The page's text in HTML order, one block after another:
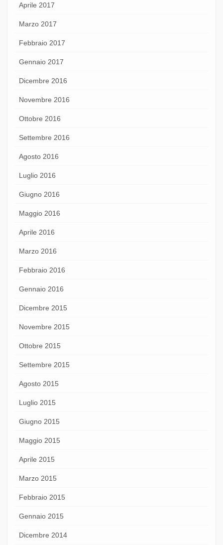
Aprile 2017
Marzo 2017
Febbraio 2017
Gennaio 2017
Dicembre 2016
Novembre 2016
Ottobre 2016
Settembre 2016
Agosto 2016
Luglio 2016
Giugno 2016
Maggio 2016
Aprile 2016
Marzo 2016
Febbraio 2016
Gennaio 2016
Dicembre 2015
Novembre 2015
Ottobre 2015
Settembre 2015
Agosto 2015
Luglio 2015
Giugno 2015
Maggio 2015
Aprile 2015
Marzo 2015
Febbraio 2015
Gennaio 2015
Dicembre 2014